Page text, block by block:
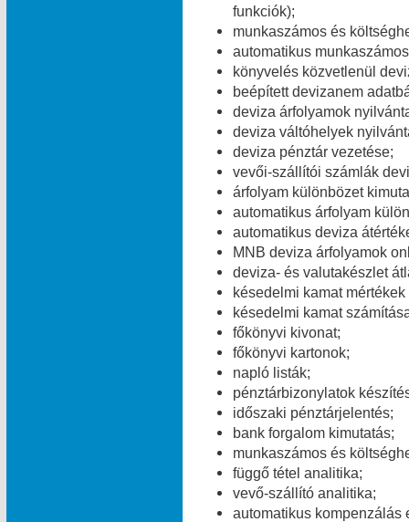
funkciók);
munkaszámos és
automatikus
könyvelés közvetlenül
beépített devizanem
deviza árfolyamok
deviza váltóhelyek
deviza pénztár vezetése;
vevői-szállítói számlák
árfolyam különbözet
automatikus árfolyam
automatikus deviza
MNB deviza árfolyamok
deviza- és valutakészlet
késedelmi kamat
késedelmi kamat
főkönyvi kivonat;
főkönyvi kartonok;
napló listák;
pénztárbizonylatok
időszaki pénztárjelentés;
bank forgalom kimutatás;
munkaszámos és
függő tétel analitika;
vevő-szállító analitika;
automatikus kompenzálás